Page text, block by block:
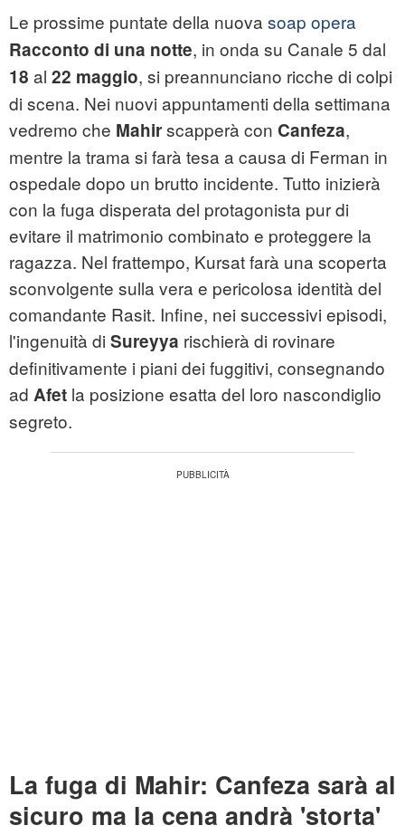
Le prossime puntate della nuova soap opera
Racconto di una notte, in onda su Canale 5 dal
18 al 22 maggio, si preannunciano ricche di colpi
di scena. Nei nuovi appuntamenti della settimana
vedremo che Mahirscapperà con Canfeza,
mentre la trama si farà tesa a causa di Ferman in
ospedale dopo un brutto incidente. Tutto inizierà
con la fuga disperata del protagonista pur di
evitare il matrimonio combinato e proteggere la
ragazza. Nel frattempo, Kursat farà una scoperta
sconvolgente sulla vera e pericolosa identità del
comandante Rasit. Infine, nei successivi episodi,
l'ingenuità di Sureyya rischierà di rovinare
definitivamente i piani dei fuggitivi, consegnando
ad Afet la posizione esatta del loro nascondiglio
segreto.
La fuga di Mahir: Canfeza sarà al
sicuro ma la cena andrà 'storta'